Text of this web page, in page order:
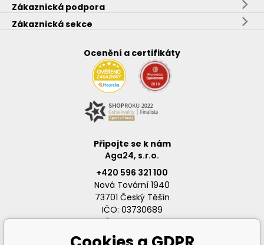
Zákaznická podpora
Zákaznická sekce
Ocenění a certifikáty
Připojte se k nám
Aga24, s.r.o.
+420 596 321 100
Nová Tovární 1940
73701 Český Těšín
IČO: 03730689
DIČ: CZ03730689